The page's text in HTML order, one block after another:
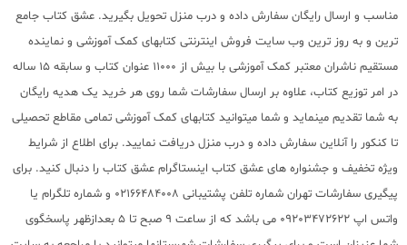
مناسب و ارسال رایگان سفارش داده و درب منزل تحویل بگیرید. عشق کتاب جامع
ترین و به روز ترین وب سایت فروش اینترنتی کتابهای کمک آموزشی و نماینده
مستقیم ناشران معتبر کمک آموزشی با بیش از 11000 عنوان کتاب و سابقه 15 ساله
در امر توزیع کتاب، علاوه بر ارسال سفارشات شما روی هر خرید یک هدیه رایگان
به شما تقدیم مینماید و شما میتوانید کتابهای کمک آموزشی تمامی مقاطع تحصیلی
تا کنکور را آنلاین سفارش داده و درب منزل دریافت نمایید. برای اطلاع از شرایط
ویژه تخفیف و جشنواره های عشق کتاب اینستاگرام عشق کتاب را دنبال کنید. برای
پیگیری سفارشات تهران شماره تلفن پشتیبانی 02166484008 و شماره تلگرام یا
واتس اپ 09203472622 می باشد که از ساعت 9 صبح تا 5 بعدازظهر پاسخگوی